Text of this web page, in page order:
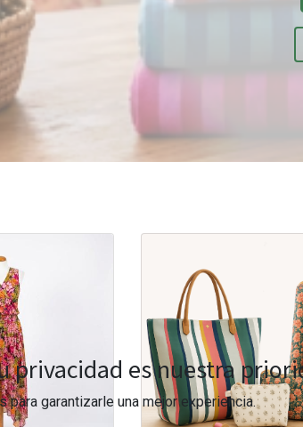
privacidad es nuestra
para garantizarle una mejor experiencia.